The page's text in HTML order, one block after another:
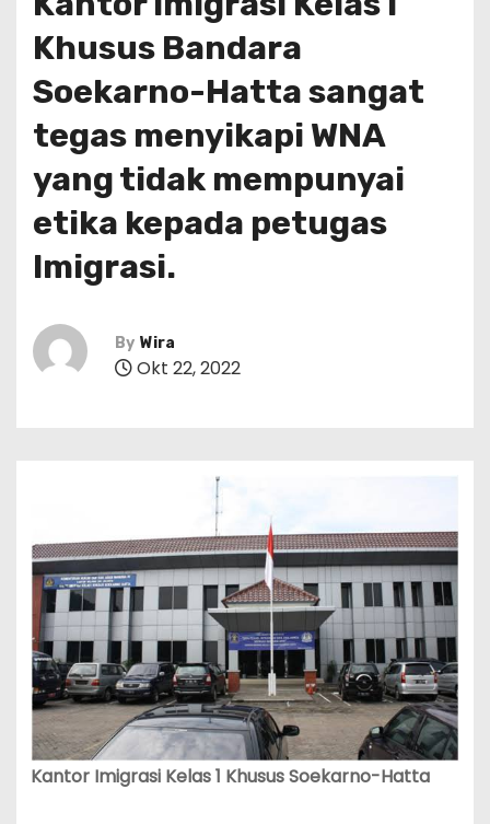
Khusus Bandara
Soekarno-Hatta sangat
tegas menyikapi WNA
yang tidak mempunyai
etika kepada petugas
Imigrasi.
By Wira
Okt 22, 2022
Kantor Imigrasi Kelas 1 Khusus Soekarno-Hatta